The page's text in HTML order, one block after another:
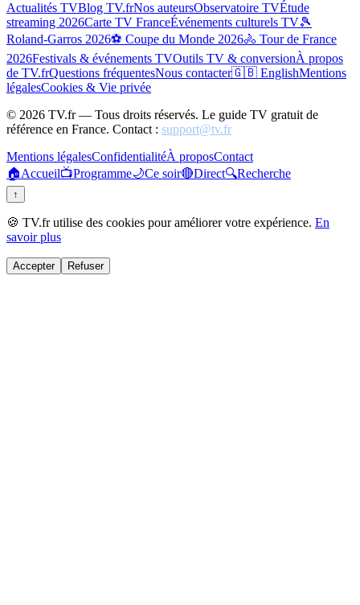
Actualités TVBlog TV.frNos auteursObservatoire TVÉtude
streaming 2026Carte TV FranceÉvénements culturels TV🎾
Roland-Garros 2026⚽ Coupe du Monde 2026🚴 Tour de France
2026Festivals & événements TVOutils TV & conversionÀ propos
de TV.frQuestions fréquentesNous contacter🇬🇧 EnglishMentions
légalesCookies & Vie privée
© 2026 TV.fr — Tous droits réservés. Le guide TV gratuit de
référence en France. Contact : support@tv.fr
Mentions légalesConfidentialitéÀ proposContact
🏠Accueil📺Programme🌙Ce soir🔴Direct🔍Recherche
↑
🍪 TV.fr utilise des cookies pour améliorer votre expérience. En
savoir plus
Accepter Refuser